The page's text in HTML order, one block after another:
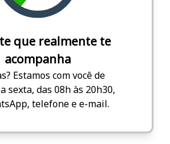
que realmente te
acompanha
Estamos com você de
sexta, das 08h às 20h30,
telefone e e-mail.